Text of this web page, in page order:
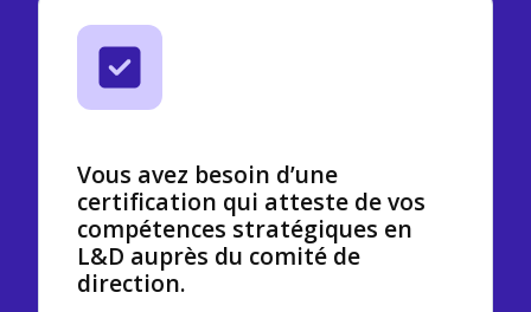
Vous avez besoin d’une
certification qui atteste de vos
compétences stratégiques en
L&D auprès du comité de
direction.